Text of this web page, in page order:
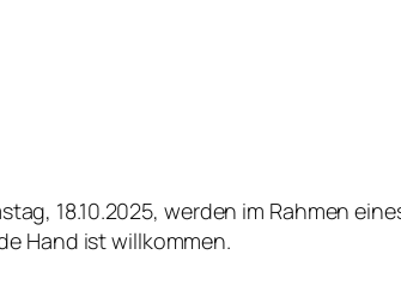
18.10.2025, werden im Rahmen
Hand ist willkommen.